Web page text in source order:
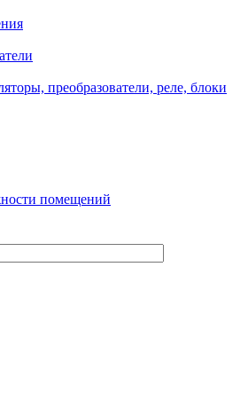
преобразователи, реле, блоки
помещений